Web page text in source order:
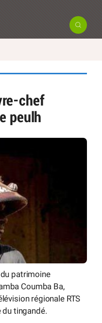
chef
peulh
patrimoine
Coumba Ba,
régionale RTS
du tingandé.